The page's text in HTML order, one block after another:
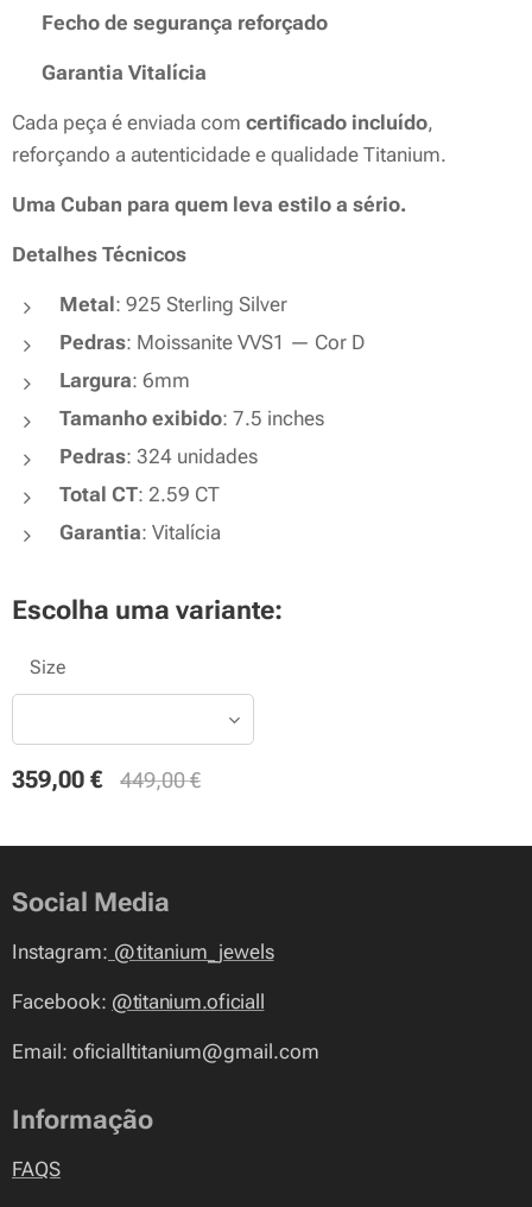
✔️ Fecho de segurança reforçado
✔️ Garantia Vitalícia
Cada peça é enviada com certificado incluído,
reforçando a autenticidade e qualidade Titanium.
Uma Cuban para quem leva estilo a sério.
Detalhes Técnicos
Metal: 925 Sterling Silver
Pedras: Moissanite VVS1 — Cor D
Largura: 6mm
Tamanho exibido: 7.5 inches
Pedras: 324 unidades
Total CT: 2.59 CT
Garantia: Vitalícia
Escolha uma variante:
Size
359,00 € 449,00€
Social Media
Instagram: @titanium_jewels
Facebook: @titanium.oficiall
Email: oficialltitanium@gmail.com
Informação
FAQS